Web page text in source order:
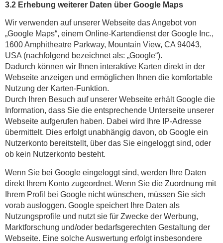
3.2 Erhebung weiterer Daten über Google Maps
Wir verwenden auf unserer Webseite das Angebot von
„Google Maps“, einem Online-Kartendienst der Google Inc.,
1600 Amphitheatre Parkway, Mountain View, CA 94043,
USA (nachfolgend bezeichnet als: „Google“).
Dadurch können wir Ihnen interaktive Karten direkt in der
Webseite anzeigen und ermöglichen Ihnen die komfortable
Nutzung der Karten-Funktion.
Durch Ihren Besuch auf unserer Webseite erhält Google die
Information, dass Sie die entsprechende Unterseite unserer
Webseite aufgerufen haben. Dabei wird Ihre IP-Adresse
übermittelt. Dies erfolgt unabhängig davon, ob Google ein
Nutzerkonto bereitstellt, über das Sie eingeloggt sind, oder
ob kein Nutzerkonto besteht.
Wenn Sie bei Google eingeloggt sind, werden Ihre Daten
direkt Ihrem Konto zugeordnet. Wenn Sie die Zuordnung mit
Ihrem Profil bei Google nicht wünschen, müssen Sie sich
vorab ausloggen. Google speichert Ihre Daten als
Nutzungsprofile und nutzt sie für Zwecke der Werbung,
Marktforschung und/oder bedarfsgerechten Gestaltung der
Webseite. Eine solche Auswertung erfolgt insbesondere